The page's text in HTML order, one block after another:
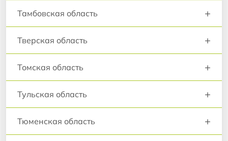
Тамбовская область +
Тверская область +
Томская область +
Тульская область +
Тюменская область +